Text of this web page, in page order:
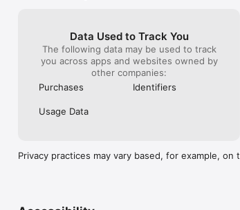
Data Used to Track You
The following data may be used to track
you across apps and websites owned by
other companies:
Purchases
Identifiers
Usage Data
Privacy practices may vary based, for example,